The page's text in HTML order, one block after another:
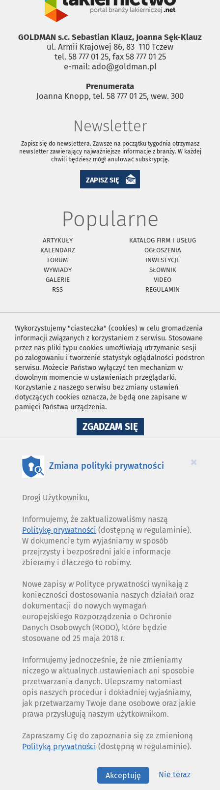
GOLDMAN s.c. Sebastian Klauz, Joanna Sęk-Klauz
ul. Armii Krajowej 86, 83 ­ 110 Tczew
tel. 58 777 01 25, fax 58 777 01 25
e-mail: ado@goldman.pl
Prenumerata
Joanna Knopp, tel. 58 777 01 25, wew. 300
Newsletter
Zapisz się do newslettera. Zawsze na początku tygodnia otrzymasz
newsletter zawierający najważniejsze informacje z branży. W każdej
chwili będziesz mógł anulować subskrypcję.
ZAPISZ SIĘ
Popularne
ARTYKUŁY
KATALOG FIRM I USŁUG
KALENDARZ
OGŁOSZENIA
FORUM
INWESTYCJE
WYWIADY
SŁOWNIK
GALERIE
VIDEO
RSS
REGULAMIN
Wykorzystujemy "ciasteczka" (cookies) w celu gromadzenia
informacji związanych z korzystaniem z serwisu. Stosowane
przez nas pliki typu cookies umożliwiają utrzymanie sesji
po zalogowaniu i tworzenie statystyk oglądalności podstron
serwisu. Możecie Państwo wyłączyć ten mechanizm w
dowolnym momencie w ustawieniach przeglądarki.
Korzystanie z naszego serwisu bez zmiany ustawień
dotyczących cookies oznacza, że będą one zapisane w
pamięci Państwa urządzenia.
ZGADZAM SIĘNA
WYKORZYSTANIE
×
Zmiana polityki prywatności
Drogi Użytkowniku,
Informujemy, że zaktualizowaliśmy naszą
Politykę prywatności (dostępną w regulaminie).
W dokumencie tym wyjaśniamy w sposób
przejrzysty i bezpośredni jakie informacje
zbieramy i dlaczego to robimy.
Nowe zapisy w Polityce prywatności wynikają z
konieczności dostosowania naszych działań oraz
dokumentacji do nowych wymagań
europejskiego Rozporządzenia o Ochronie
Danych Osobowych (RODO), które będzie
stosowane od 25 maja 2018 r.
Informujemy jednocześnie, że nie zmieniamy
niczego w aktualnych ustawieniach ani sposobie
przetwarzania danych. Ulepszamy natomiast
opis naszych procedur i dokładniej wyjaśniamy,
jak przetwarzamy Twoje dane osobowe oraz jakie
prawa przysługują naszym użytkownikom.
Zapraszamy Cię do zapoznania się ze zmienioną
Polityką prywatności (dostępną w regulaminie).
Akceptuję Nie teraz